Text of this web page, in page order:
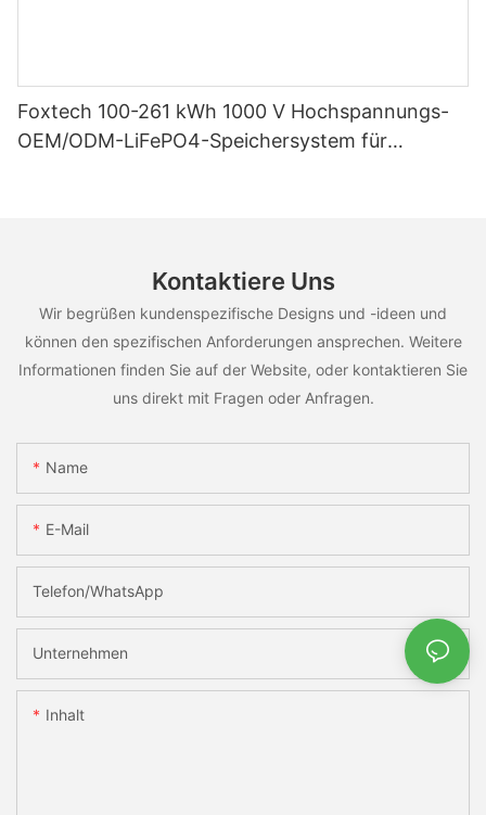
Foxtech 100-261 kWh 1000 V Hochspannungs-
OEM/ODM-LiFePO4-Speichersystem für
Kontaktiere Uns
Wir begrüßen kundenspezifische Designs und -ideen und
können den spezifischen Anforderungen ansprechen. Weitere
Informationen finden Sie auf der Website, oder kontaktieren Sie
uns direkt mit Fragen oder Anfragen.
Name
E-Mail
Telefon/WhatsApp
Unternehmen
Inhalt